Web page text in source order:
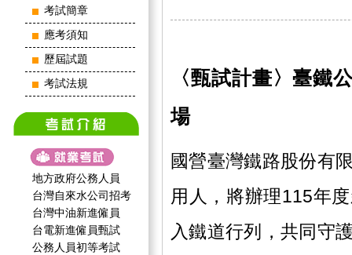
考試簡章
應考須知
歷屆試題
考試法規
地方政府公務人員
台灣自來水公司招考
台灣中油新進僱員
台電新進僱員甄試
公務人員初等考試
〈甄試計畫〉臺鐵
場
國營臺灣鐵路股份有
用人，將辦理115年
入鐵道行列，共同守